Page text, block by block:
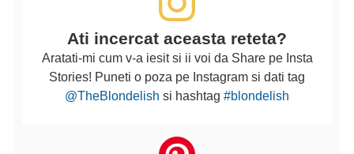
Ati incercat aceasta reteta?
Aratati-mi cum v-a iesit si ii voi da Share pe Insta
Stories! Puneti o poza pe Instagram si dati tag
@TheBlondelish si hashtag #blondelish